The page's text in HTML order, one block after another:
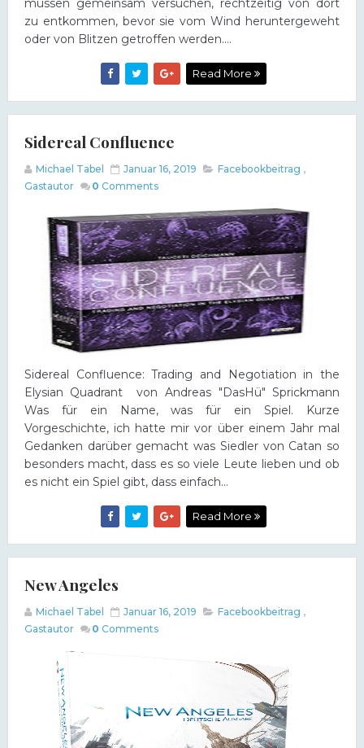
müssen gemeinsam versuchen, rechtzeitig von dort
zu entkommen, bevor sie vom Wind heruntergeweht
oder von Blitzen getroffen werden....
Read More
Sidereal Confluence
Michael Tabel Januar 16, 2019 Facebookbeitrag ,
Gastautor
0 Comments
Sidereal Confluence: Trading and Negotiation in the
Elysian Quadrant von Andreas "DasHü" Sprickmann
Was für ein Name, was für ein Spiel. Kurze
Vorgeschichte, ich hatte mir vor über einem Jahr mal
Gedanken darüber gemacht was Siedler von Catan so
besonders macht, dass es so viele Leute lieben und ob
es nicht ein Spiel gibt, dass einfach...
Read More
New Angeles
Michael Tabel Januar 16, 2019 Facebookbeitrag ,
Gastautor
0 Comments